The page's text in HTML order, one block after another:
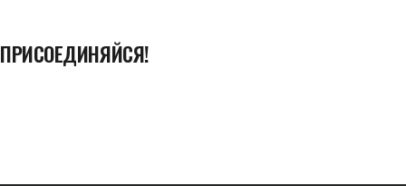
ПРИСОЕДИНЯЙСЯ!